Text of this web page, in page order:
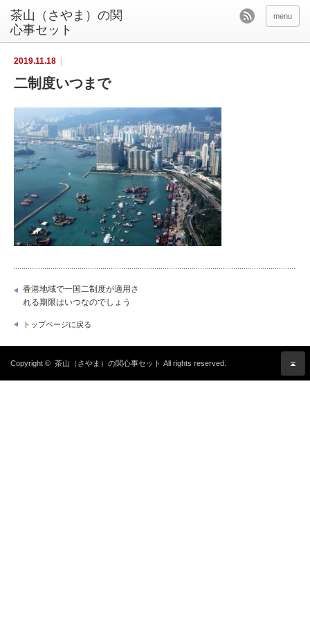
茶山（さやま）の関
心事セット
menu
2019.11.18
二制度いつまで
香港地域で一国二制度が適用さ
れる期限はいつなのでしょう
トップページに戻る
Copyright © 茶山（さやま）の関心事セット All rights reserved.